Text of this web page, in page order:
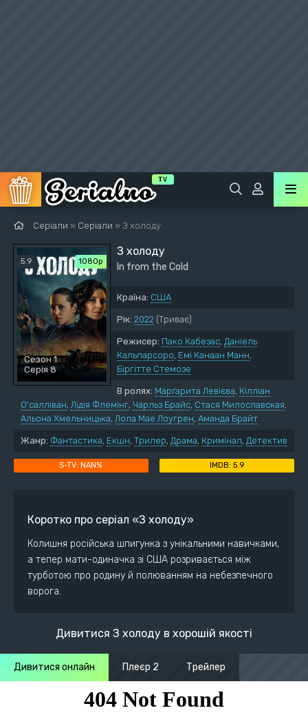
Серіали » Серіали » З холоду
5.9 1080p
Сезон 1
Серія 8
З холоду
In from the Cold
Країна: США
Рік: 2022 (Триває)
Режисер: Пако Кабезас, Даніель
Кальпарсоро, Емі Канаан Манн,
Біргітте Стемозе
В ролях: Марґарита Левієва, Кілліан
О'салліван, Лідія Флемінг, Чарльз Брайс, Стася Милославская,
Альона Хмельницька, Лола Мае Лоугрен, Аманда Брайт
Жанр: Фантастика, Екшн, Трилер, Драма, Кримінал, Детектив
NAN% 5.9
Коротко про серіал «З холоду»
Колишня російська шпигунка з унікальними навичками,
а тепер мати-одиначка зі США розривається між
турботою про родину й полюванням на небезпечного
ворога.
Дивитися З холоду в хорошій якості
Дивитися онлайн Плеєр 2 Трейлер